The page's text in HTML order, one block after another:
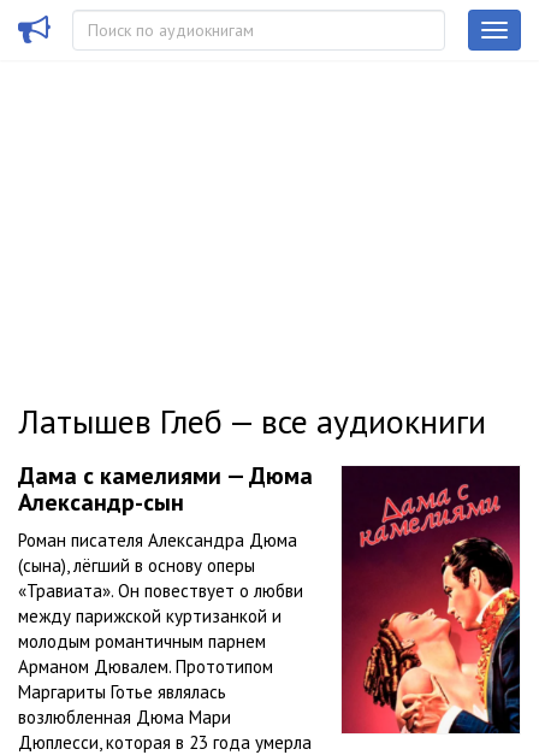
Латышев Глеб — все аудиокниги
Дама с камелиями — Дюма
Александр-сын
Роман писателя Александра Дюма
(сына), лёгший в основу оперы
«Травиата». Он повествует о любви
между парижской куртизанкой и
молодым романтичным парнем
Арманом Дювалем. Прототипом
Маргариты Готье являлась
возлюбленная Дюма Мари
Дюплесси, которая в 23 года умерла